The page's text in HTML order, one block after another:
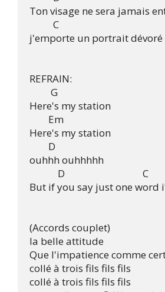
Ton visage ne sera jamais
j'emporte un portrait
REFRAIN:
         G
Here's my station
Here's my station
        D
ouhhh ouhhhhh
            D					C
But if you say just one word
(Accords couplet)
la belle attitude
Que l'impatience comme
collé à trois fils fils fils
collé à trois fils fils fils